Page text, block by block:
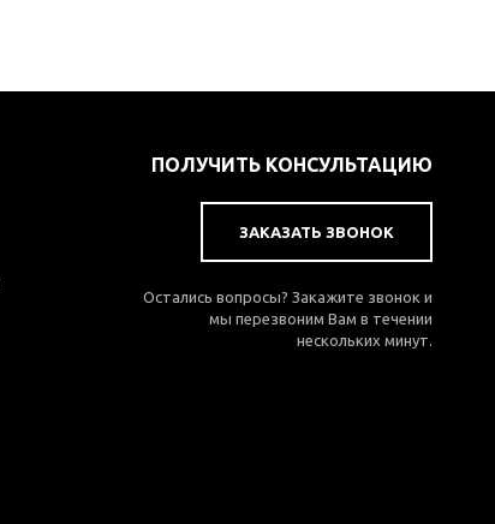
ПОЛУЧИТЬ КОНСУЛЬТАЦИЮ
ЗАКАЗАТЬ ЗВОНОК
Остались вопросы? Закажите звонок и
мы перезвоним Вам в течении
нескольких минут.